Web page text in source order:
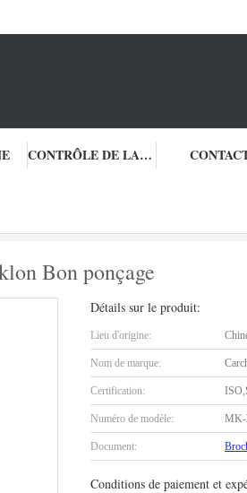
CONTRÔLE DE LA QUALITÉ
Bon ponçage
Détails sur le produit:
Lieu d'origine:
Nom de marque:
Certification:
Numéro de modèle: MK-
Document:
Conditions de paiement et